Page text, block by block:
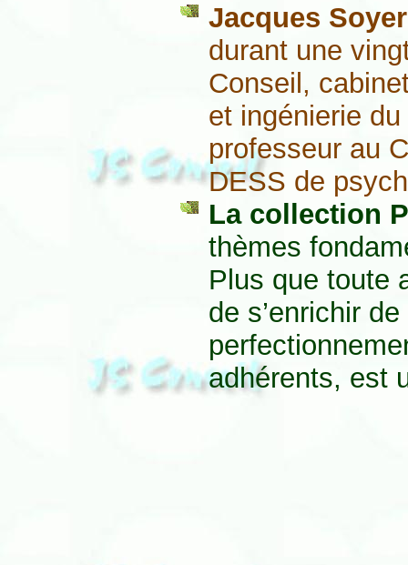
Jacques
durant une
Conseil,
et ingénierie
professeur au
DESS de
La collection
thèmes
Plus que toute
de s’enrichir
adhérents, est